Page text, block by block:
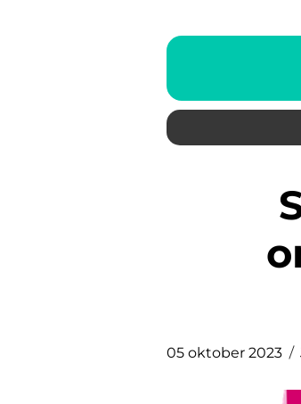
Starta e-
05 oktober 2023